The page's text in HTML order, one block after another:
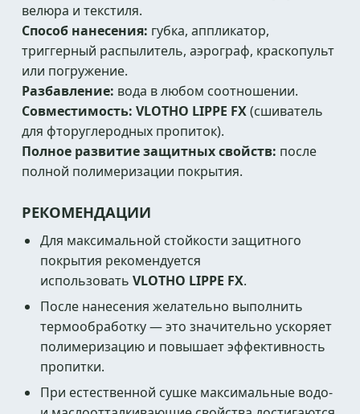
велюра и текстиля.
Способ нанесения: губка, аппликатор,
триггерный распылитель, аэрограф, краскопульт
или погружение.
Разбавление: вода в любом соотношении.
Совместимость: VLOTHO LIPPE FX(сшиватель
для фторуглеродных пропиток).
Полное развитие защитных свойств: после
полной полимеризации покрытия.
РЕКОМЕНДАЦИИ
Для максимальной стойкости защитного
покрытия рекомендуется
использоватьVLOTHO LIPPE FX.
После нанесения желательно выполнить
термообработку — это значительно ускоряет
полимеризацию и повышает эффективность
пропитки.
При естественной сушке максимальные водо-